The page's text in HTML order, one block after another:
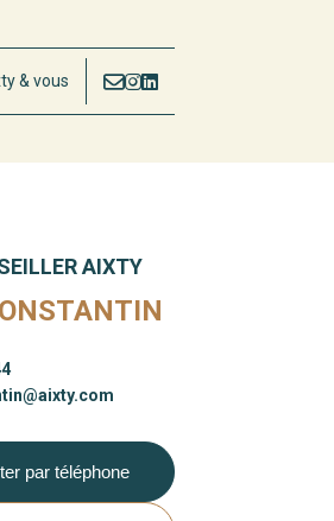
& vous
AIXTY
par téléphone